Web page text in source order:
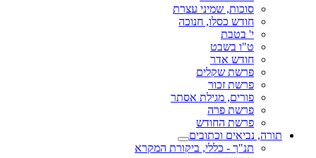
סוכות, שמיני עצרת
חודש כסלו, חנוכה
י' בטבת
ט"ו בשבט
חודש אדר
פרשת שקלים
פרשת זכור
פורים, מגילת אסתר
פרשת פרה
פרשת החודש
תורה, נביאים וכתובים
תנ"ך - כללי, ביקורת המקרא